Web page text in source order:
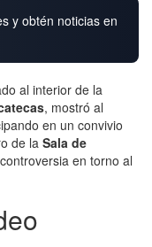
y obtén noticias en
al interior de la
, mostró al
en un convivio
de la Sala de
en torno al